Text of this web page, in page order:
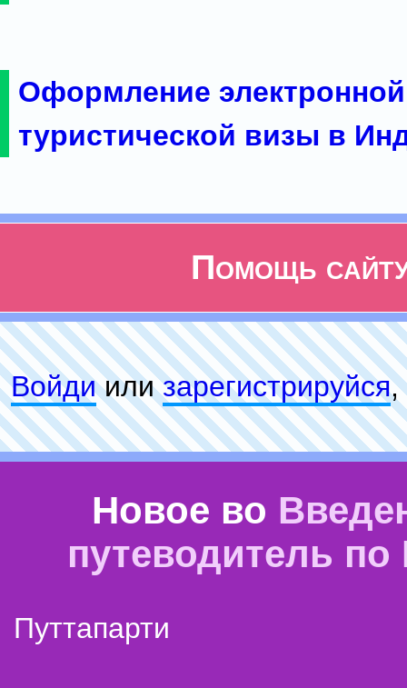
Оформление электронной
туристической визы в
Помощь
Войдиилизарeгиcтpируйся,
Новое во
путеводитель
Путтапарти